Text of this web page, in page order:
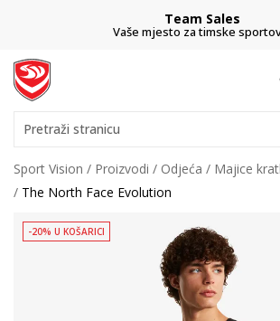
Team Sales
Vaše mjesto za timske
Pretraži stranicu
Sport Vision Proizvodi Odjeća Majice
The North Face Evolution
-20% U KOŠARICI